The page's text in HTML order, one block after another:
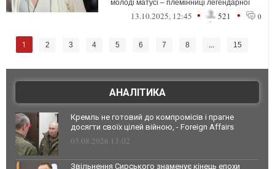
молоді матусі – племінниці легендарної
Софії Ротару
13.10.2025, 12:45 • 521 • 0
1 2 3 4 5 6 7 8 ... 15
АНАЛІТИКА
Кремль не готовий до компромісів і прагне
досягти своїх цілей війною, - Foreign Affairs
03.08.2026 13:02
Звільнення Сирського знаменує кінець епохи